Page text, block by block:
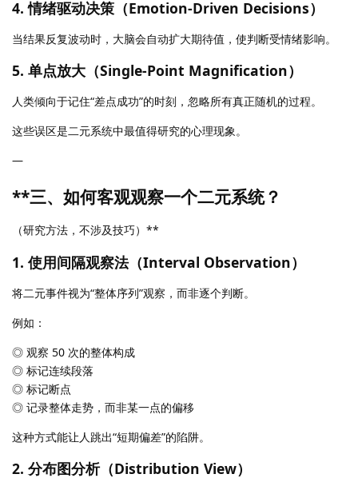
4. 情绪驱动决策（Emotion-Driven Decisions）
当结果反复波动时，大脑会自动扩大期待值，使判断受情绪影响。
5. 单点放大（Single-Point Magnification）
人类倾向于记住“差点成功”的时刻，忽略所有真正随机的过程。
这些误区是二元系统中最值得研究的心理现象。
—
**三、如何客观观察一个二元系统？
（研究方法，不涉及技巧）**
1. 使用间隔观察法（Interval Observation）
将二元事件视为“整体序列”观察，而非逐个判断。
例如：
◎ 观察 50 次的整体构成
◎ 标记连续段落
◎ 标记断点
◎ 记录整体走势，而非某一点的偏移
这种方式能让人跳出“短期偏差”的陷阱。
2. 分布图分析（Distribution View）